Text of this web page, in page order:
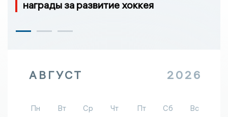
награды за развитие хоккея
АВГУСТ 2026
Пн Вт Ср Чт Пт Сб
Вс